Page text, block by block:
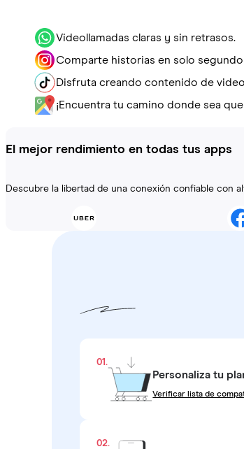
Videollamadas claras y sin retrasos.
Comparte historias en solo
Disfruta creando contenido de
¡Encuentra tu camino donde sea
El mejor rendimiento en todas tus apps
Descubre la libertad de una conexión confiable con
01.
Personaliza tu
Verificar lista de
02.